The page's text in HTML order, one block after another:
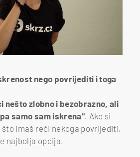
nego povrijediti i toga
nešto zlobno i bezobrazno, ali
samo sam iskrena". Ako si
što imaš reći nekoga povrijediti,
najbolja opcija.